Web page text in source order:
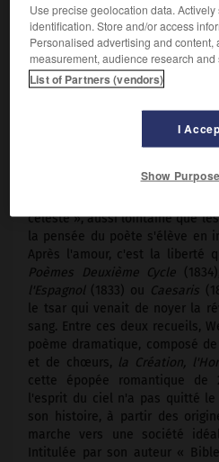
Poète norvégien (Kristiansand
Son premier recueil (Poèmes
céleste », aussi lointaine que
la pensée du poète s'élève en
Après l'amour, c'est la liberté
Poèmes Deuxième Cycle
l'Espagnol(1833) ou Caesaris
le tsar qui venait de noyer la
sang. Entre ces deux recueils,
poème dramatique, composé
et de chœurs, la Création,
cette épopée romantique
l'esprit du ciel n'a pas quitté
son histoire, à partir des
marche vers une société
Intitulée par son auteur «
Use precise geolocation data.
identification. Store and/or access
Personalised advertising and content,
measurement, audience research and
List of Partners (vendors)
I
Show